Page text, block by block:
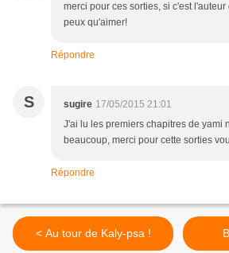
merci pour ces sorties, si c'est
peux qu'aimer!
Répondre
S sugire 17/05/2015 21:01
J'ai lu les premiers chapitres de yami
beaucoup, merci pour cette sorties
Répondre
< Au tour de Kaly-psa !